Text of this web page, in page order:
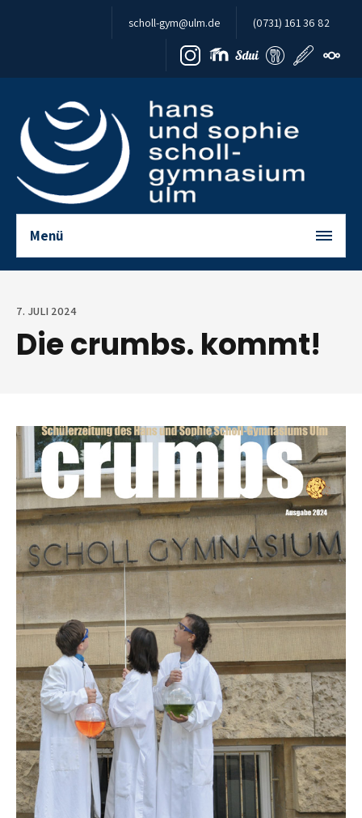
Zum Inhalt springen
scholl-gym@ulm.de (0731) 161 36 82
Menü
7. JULI 2024
Die crumbs. kommt!